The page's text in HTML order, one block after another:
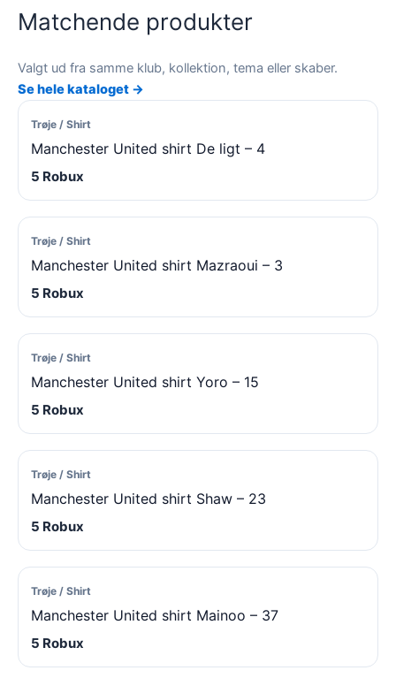
Matchende produkter
Valgt ud fra samme klub, kollektion, tema eller skaber.
Se hele kataloget →
Trøje / Shirt
Manchester United shirt De ligt – 4
5 Robux
Trøje / Shirt
Manchester United shirt Mazraoui – 3
5 Robux
Trøje / Shirt
Manchester United shirt Yoro – 15
5 Robux
Trøje / Shirt
Manchester United shirt Shaw – 23
5 Robux
Trøje / Shirt
Manchester United shirt Mainoo – 37
5 Robux